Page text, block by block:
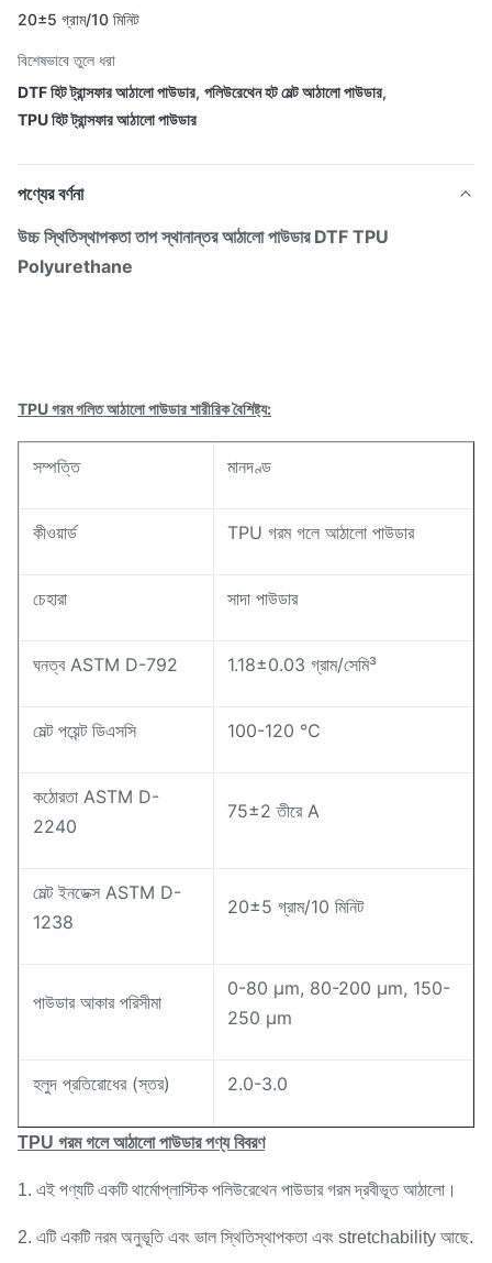
20±5 গ্রাম/10 মিনিট
বিশেষভাবে তুলে ধরা
DTF হিট ট্রান্সফার আঠালো পাউডার, পলিউরেথেন হট মেল্ট আঠালো পাউডার,
TPU হিট ট্রান্সফার আঠালো পাউডার
পণ্যের বর্ণনা
উচ্চ স্থিতিস্থাপকতা তাপ স্থানান্তর আঠালো পাউডার DTF TPU
Polyurethane
TPU গরম গলিত আঠালো পাউডার শারীরিক বৈশিষ্ট্য:
সম্পত্তি মানদণ্ড
কীওয়ার্ড TPU গরম গলে আঠালো পাউডার
চেহারা সাদা পাউডার
ঘনত্ব ASTM D-792 1.18±0.03 গ্রাম/সেমি³
মেল্ট পয়েন্ট ডিএসসি 100-120 ℃
কঠোরতা ASTM D-
2240
75±2 তীরে A
মেল্ট ইনডেক্স ASTM D-
1238
20±5 গ্রাম/10 মিনিট
পাউডার আকার পরিসীমা
0-80 μm, 80-200 μm, 150-
250 μm
হলুদ প্রতিরোধের (স্তর) 2.0-3.0
TPU গরম গলে আঠালো পাউডার পণ্য বিবরণ
1. এই পণ্যটি একটি থার্মোপ্লাস্টিক পলিউরেথেন পাউডার গরম দ্রবীভূত আঠালো।
2. এটি একটি নরম অনুভূতি এবং ভাল স্থিতিস্থাপকতা এবং stretchability আছে.